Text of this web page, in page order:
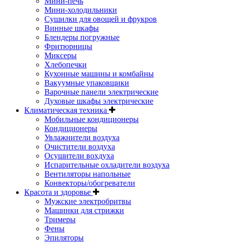
Мини-холодильники
Сушилки для овощей и фрукров
Винные шкафы
Блендеры погружные
Фритюрницы
Миксеры
Хлебопечки
Кухонные машины и комбайны
Вакуумные упаковщики
Варочные панели электрические
Духовые шкафы электрические
Климатическая техника
Мобильные кондиционеры
Кондиционеры
Увлажнители воздуха
Очистители воздуха
Осушители вохдуха
Испарительные охладители воздуха
Вентиляторы напольные
Конвекторы/обогреватели
Красота и здоровье
Мужские электробритвы
Машинки для стрижки
Тримеры
Фены
Эпиляторы